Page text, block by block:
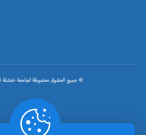
© جميع الحقوق محفوظة لجامعة خنشلة 2026.
.